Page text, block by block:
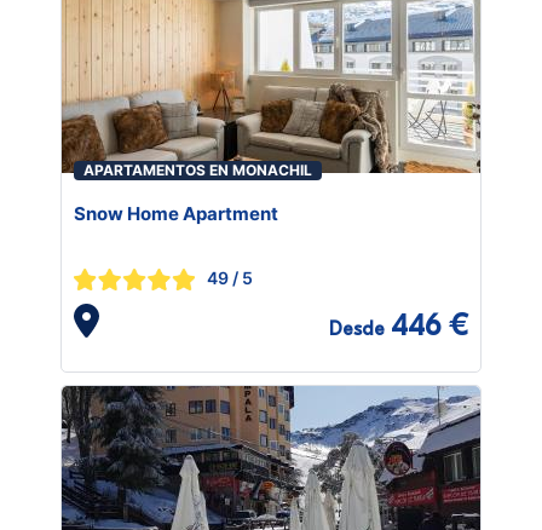
APARTAMENTOS EN MONACHIL
Snow Home Apartment
49 / 5
Desde 446 €